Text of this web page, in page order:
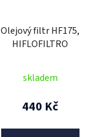
Olejový filtr HF175,
HIFLOFILTRO
skladem
440 Kč